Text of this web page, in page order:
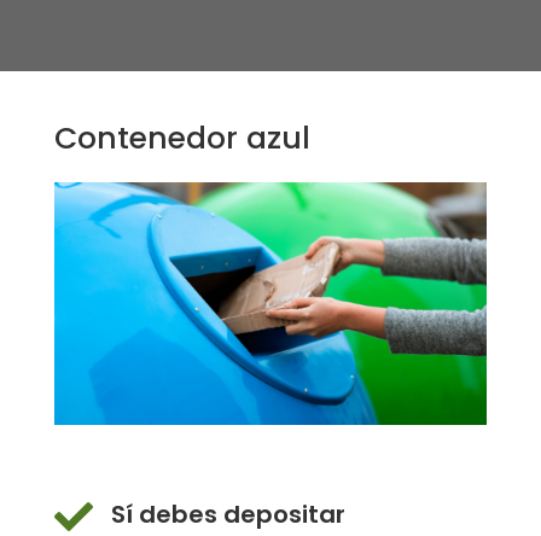
Contenedor azul
 Sí debes depositar